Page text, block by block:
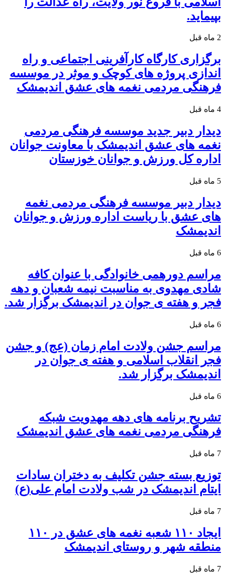
بپیماید.
2 ماه قبل
برگزاری کارگاه کارآفرینی اجتماعی و راه
اندازی پروژه های کوچک و موثر در موسسه
فرهنگی مردمی نغمه های عشق اندیمشک
4 ماه قبل
دیدار دبیر جدید موسسه فرهنگی مردمی
نغمه های عشق اندیمشک با معاونت جوانان
اداره کل ورزش و جوانان خوزستان
5 ماه قبل
دیدار دبیر موسسه فرهنگی مردمی نغمه
های عشق با ریاست اداره ورزش و جوانان
اندیمشک
6 ماه قبل
مراسم دورهمی خانوادگی با عنوان کافه
شادی مهدوی به مناسبت نیمه شعبان و دهه
فجر و هفته ی جوان در اندیمشک برگزار شد.
6 ماه قبل
مراسم جشن ولادت امام زمان (عج) و جشن
فجر انقلاب اسلامی و هفته ی جوان در
اندیمشک برگزار شد.
6 ماه قبل
تشریح برنامه های دهه مهدویت شبکه
فرهنگی مردمی نغمه های عشق اندیمشک
7 ماه قبل
توزیع بسته جشن تکلیف به دختران سادات
ایتام اندیمشک در شب ولادت امام علی(ع)
7 ماه قبل
ایجاد ۱۱۰ شعبه نغمه های عشق در ۱۱۰
منطقه شهر و روستای اندیمشک
7 ماه قبل